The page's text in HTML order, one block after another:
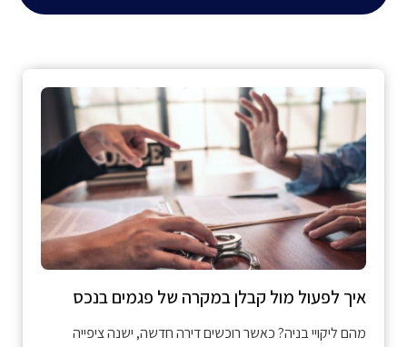
איך לפעול מול קבלן במקרה של פגמים בנכס
מהם ליקויי בניה? כאשר רוכשים דירה חדשה, ישנה ציפייה